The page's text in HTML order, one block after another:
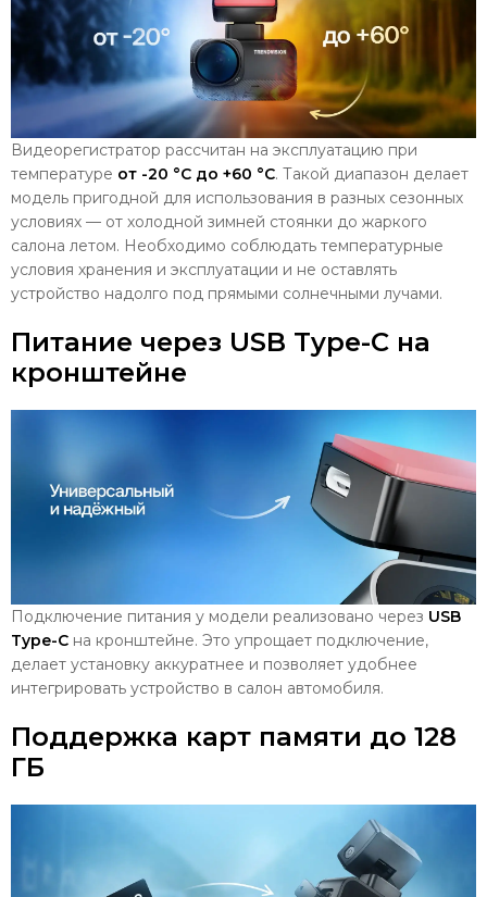
Видеорегистратор рассчитан на эксплуатацию при
температуре от -20 °С до +60 °С. Такой диапазон делает
модель пригодной для использования в разных сезонных
условиях — от холодной зимней стоянки до жаркого
салона летом. Необходимо соблюдать температурные
условия хранения и эксплуатации и не оставлять
устройство надолго под прямыми солнечными лучами.
Питание через USB Type-C на
кронштейне
Подключение питания у модели реализовано через USB
Type-C на кронштейне. Это упрощает подключение,
делает установку аккуратнее и позволяет удобнее
интегрировать устройство в салон автомобиля.
Поддержка карт памяти до 128
ГБ